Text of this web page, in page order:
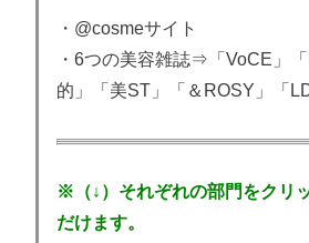
・@cosmeサイト
・6つの美容雑誌⇒「VoCE」
的」「美ST」「＆ROSY」「
※（↓）それぞれの部門をクリ
だけます。